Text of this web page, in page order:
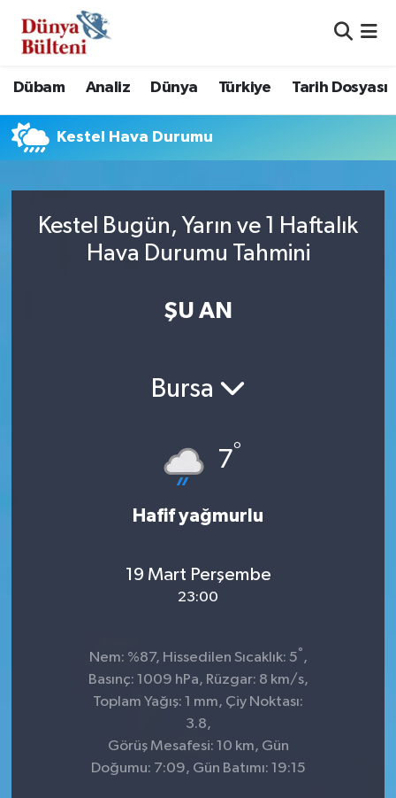
Dübam Analiz Dünya Türkiye Tarih Dosyası
Kestel Hava Durumu
Kestel Bugün, Yarın ve 1 Haftalık
Hava Durumu Tahmini
ŞU AN
Bursa
7°
Hafif yağmurlu
19 Mart Perşembe
23:00
Nem: %87, Hissedilen Sıcaklık: 5° ,
Basınç: 1009 hPa, Rüzgar: 8 km/s,
Toplam Yağış: 1 mm, Çiy Noktası:
3.8,
Görüş Mesafesi: 10 km, Gün
Doğumu: 7:09, Gün Batımı: 19:15
Hava Durumu
Namaz Vakitleri
Süper Lig Puan Durumu ve Fikstür